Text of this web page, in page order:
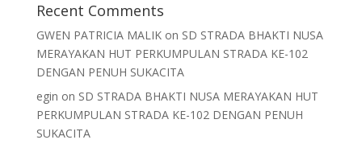
Recent Comments
GWEN PATRICIA MALIKon SD STRADA BHAKTI NUSA
MERAYAKAN HUT PERKUMPULAN STRADA KE-102
DENGAN PENUH SUKACITA
egin on SD STRADA BHAKTI NUSA MERAYAKAN HUT
PERKUMPULAN STRADA KE-102 DENGAN PENUH
SUKACITA